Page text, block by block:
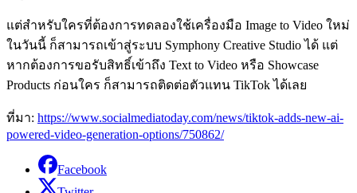
แต่สำหรับใครที่ต้องการทดลองใช้เครื่องมือ Image to Video ใหม่
ในวันนี้ ก็สามารถเข้าสู่ระบบ Symphony Creative Studio ได้ แต่
หากต้องการขอรับสิทธิ์เข้าถึง Text to Video หรือ Showcase
Products ก่อนใคร ก็สามารถติดต่อตัวแทน TikTok ได้เลย
ที่มา: https://www.socialmediatoday.com/news/tiktok-adds-new-ai-
powered-video-generation-options/750862/
Facebook